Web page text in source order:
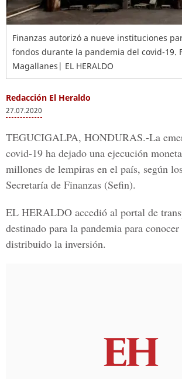
Finanzas autorizó a nueve instituciones
fondos durante la pandemia del covid-19.
Magallanes| EL HERALDO
Redacción El Heraldo
27.07.2020
TEGUCIGALPA, HONDURAS.-La
covid-19 ha dejado una ejecución
millones de lempiras en el país, según
Secretaría de Finanzas (Sefin).
EL HERALDO accedió al portal de
destinado para la pandemia para
distribuido la inversión.